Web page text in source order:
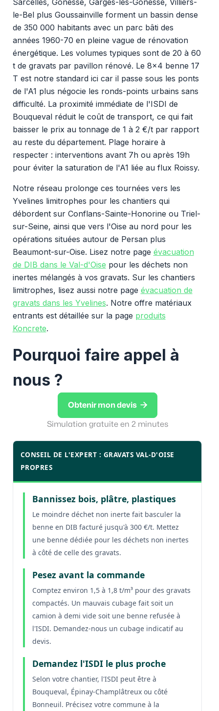
le-Bel plus Goussainville forment un bassin dense
de 350 000 habitants avec un parc bâti des
années 1960-70 en pleine vague de rénovation
énergétique. Les volumes typiques sont de 20 à 60
t de gravats par pavillon rénové. Le 8x4 benne 17
T est notre standard ici car il passe sous les ponts
de l'A1 plus négocie les ronds-points urbains sans
difficulté. La proximité immédiate de l'ISDI de
Bouqueval réduit le coût de transport, ce qui fait
baisser le prix au tonnage de 1 à 2 €/t par rapport
au reste du département. Plage horaire à
respecter : interventions avant 7h ou après 19h
pour éviter la saturation de l'A1 liée au flux Roissy.
Notre réseau prolonge ces tournées vers les
Yvelines limitrophes pour les chantiers qui
débordent sur Conflans-Sainte-Honorine ou Triel-
sur-Seine, ainsi que vers l'Oise au nord pour les
opérations situées autour de Persan plus
Beaumont-sur-Oise. Lisez notre page évacuation
de DIB dans le Val-d'Oise pour les déchets non
inertes mélangés à vos gravats. Sur les chantiers
limitrophes, lisez aussi notre page évacuation de
gravats dans les Yvelines. Notre offre matériaux
entrants est détaillée sur la page produits
Koncrete.
Pourquoi faire appel à
nous ?
Obtenir mon devis 
Simulation gratuite en 2 minutes
CONSEIL DE L'EXPERT : GRAVATS VAL-D'OISE
PROPRES
Bannissez bois, plâtre, plastiques
Le moindre déchet non inerte fait basculer la
benne en DIB facturé jusqu'à 300 €/t. Mettez
une benne dédiée pour les déchets non inertes
à côté de celle des gravats.
Pesez avant la commande
Comptez environ 1,5 à 1,8 t/m³ pour des gravats
compactés. Un mauvais cubage fait soit un
camion à demi vide soit une benne refusée à
l'ISDI. Demandez-nous un cubage indicatif au
devis.
Demandez l'ISDI le plus proche
Selon votre chantier, l'ISDI peut être à
Bouqueval, Épinay-Champlâtreux ou côté
Bonneuil. Précisez votre commune à la